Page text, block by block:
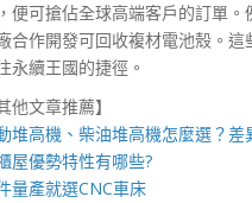
便可搶佔全球高端客戶的訂單
合作開發可回收複材電池殼。
永續王國的捷徑。
他文章推薦】
堆高機 、柴油堆高機怎麼選？
屋優勢特性有哪些?
量產就選CNC車床